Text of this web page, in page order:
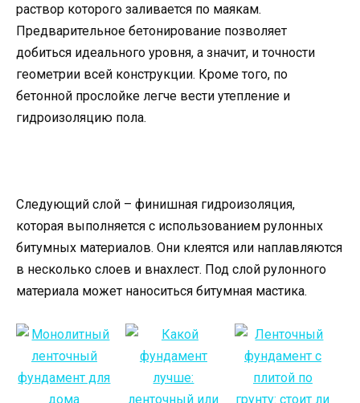
раствор которого заливается по маякам.
Предварительное бетонирование позволяет
добиться идеального уровня, а значит, и точности
геометрии всей конструкции. Кроме того, по
бетонной прослойке легче вести утепление и
гидроизоляцию пола.
Следующий слой – финишная гидроизоляция,
которая выполняется с использованием рулонных
битумных материалов. Они клеятся или наплавляются
в несколько слоев и внахлест. Под слой рулонного
материала может наноситься битумная мастика.